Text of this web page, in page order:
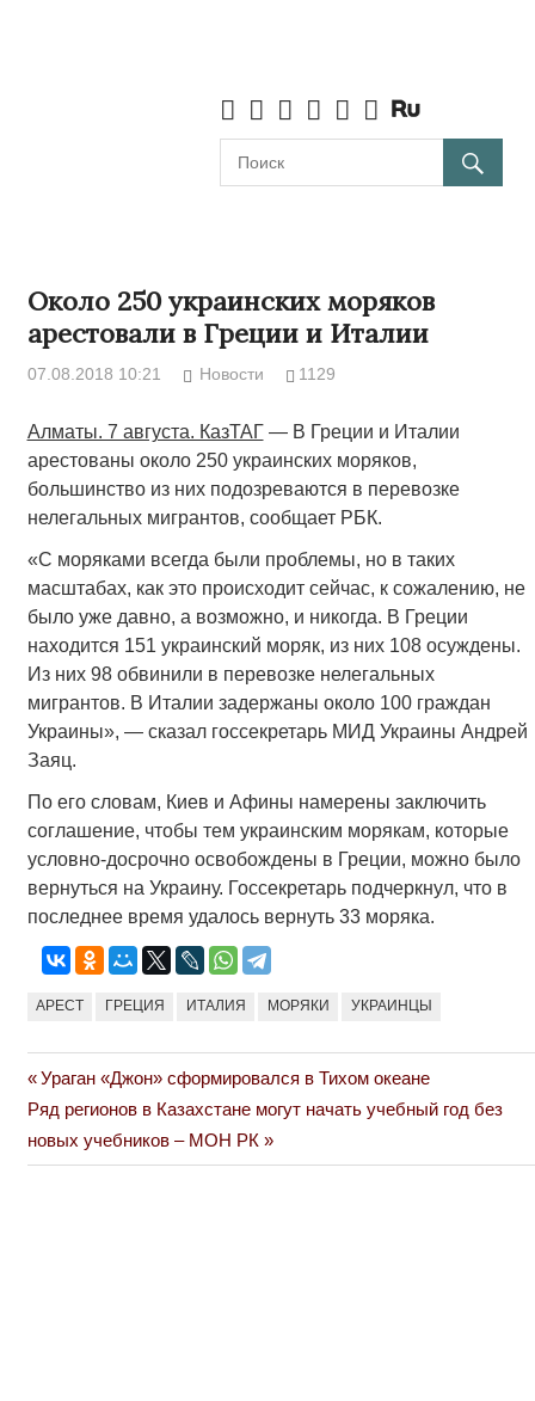
Около 250 украинских моряков
арестовали в Греции и Италии
07.08.2018 10:21 Новости 1129
Алматы. 7 августа. КазТАГ— В Греции и Италии
арестованы около 250 украинских моряков,
большинство из них подозреваются в перевозке
нелегальных мигрантов, сообщает РБК.
«С моряками всегда были проблемы, но в таких
масштабах, как это происходит сейчас, к сожалению, не
было уже давно, а возможно, и никогда. В Греции
находится 151 украинский моряк, из них 108 осуждены.
Из них 98 обвинили в перевозке нелегальных
мигрантов. В Италии задержаны около 100 граждан
Украины», — сказал госсекретарь МИД Украины Андрей
Заяц.
По его словам, Киев и Афины намерены заключить
соглашение, чтобы тем украинским морякам, которые
условно-досрочно освобождены в Греции, можно было
вернуться на Украину. Госсекретарь подчеркнул, что в
последнее время удалось вернуть 33 моряка.
АРЕСТ ГРЕЦИЯ ИТАЛИЯ МОРЯКИ УКРАИНЦЫ
Навигация
по
Previous
Post:
Ураган «Джон» сформировался в Тихом океане
Next
Post:
Ряд регионов в Казахстане могут начать учебный год без
новых учебников – МОН РК